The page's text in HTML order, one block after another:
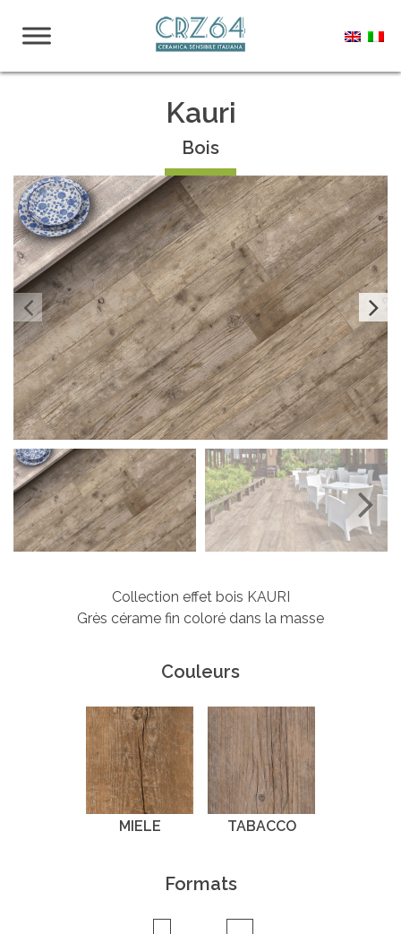
Kauri
Bois
Next
Collection effet bois KAURI
Grès cérame fin coloré dans la masse
Couleurs
MIELE TABACCO
Formats